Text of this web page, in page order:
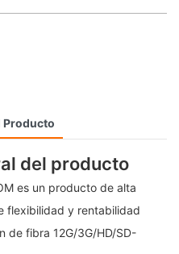
Producto
del producto
es un producto de alta
flexibilidad y rentabilidad
de fibra 12G/3G/HD/SD-